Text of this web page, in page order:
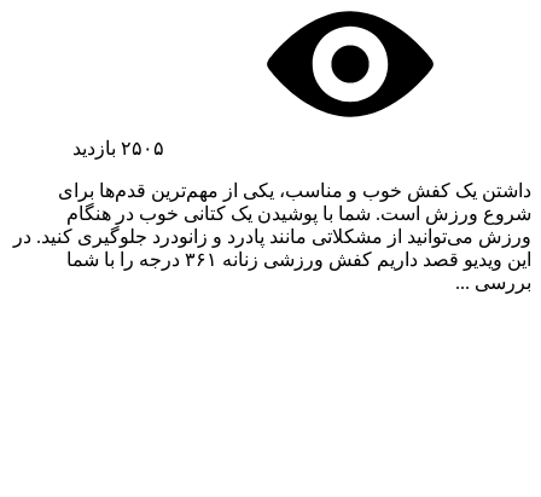
۲۵۰۵ بازدید
داشتن یک کفش خوب و مناسب، یکی از مهم‌ترین قدم‌ها برای
شروع ورزش است. شما با پوشیدن یک کتانی خوب در هنگام
ورزش می‌توانید از مشکلاتی مانند پادرد و زانودرد جلوگیری کنید. در
این ویدیو قصد داریم کفش ورزشی زنانه ۳۶۱ درجه را با شما
بررسی ...